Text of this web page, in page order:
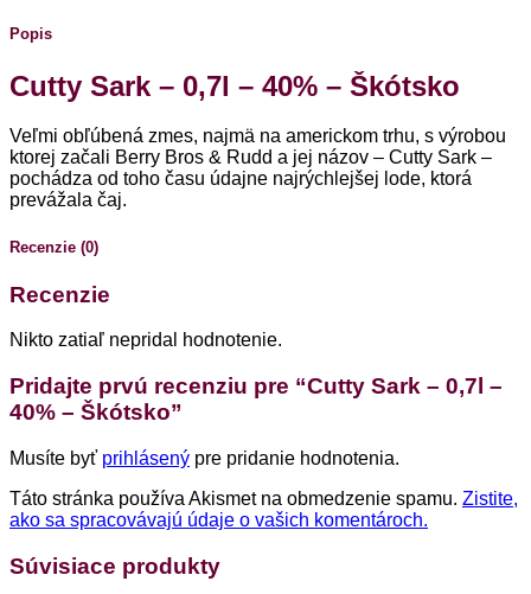
Popis
Cutty Sark – 0,7l – 40% – Škótsko
Veľmi obľúbená zmes, najmä na americkom trhu, s výrobou
ktorej začali Berry Bros & Rudd a jej názov – Cutty Sark –
pochádza od toho času údajne najrýchlejšej lode, ktorá
prevážala čaj.
Recenzie (0)
Recenzie
Nikto zatiaľ nepridal hodnotenie.
Pridajte prvú recenziu pre “Cutty Sark – 0,7l –
40% – Škótsko”
Musíte byť prihlásený pre pridanie hodnotenia.
Táto stránka používa Akismet na obmedzenie spamu. Zistite,
ako sa spracovávajú údaje o vašich komentároch.
Súvisiace produkty